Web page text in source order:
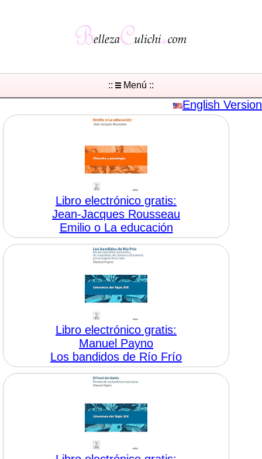
:: Menú ::
English Version
Libro electrónico gratis:
Jean-Jacques Rousseau
Emilio o La educación
Libro electrónico gratis:
Manuel Payno
Los bandidos de Río Frío